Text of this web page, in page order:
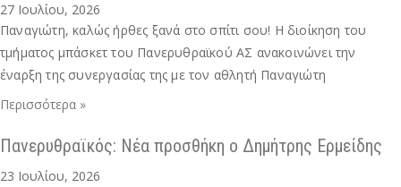
27 Ιουλίου, 2026
Παναγιώτη, καλώς ήρθες ξανά στο σπίτι σου! Η διοίκηση του
τμήματος μπάσκετ του Πανερυθραϊκού ΑΣ ανακοινώνει την
έναρξη της συνεργασίας της με τον αθλητή Παναγιώτη
Περισσότερα »
Πανερυθραϊκός: Νέα προσθήκη ο Δημήτρης Ερμείδης
23 Ιουλίου, 2026